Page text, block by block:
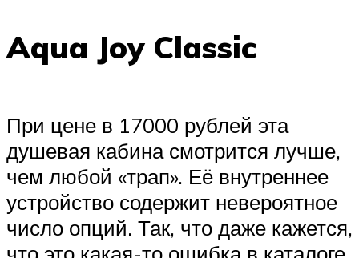
Aqua Joy Classic
При цене в 17000 рублей эта
душевая кабина смотрится лучше,
чем любой «трап». Её внутреннее
устройство содержит невероятное
число опций. Так, что даже кажется,